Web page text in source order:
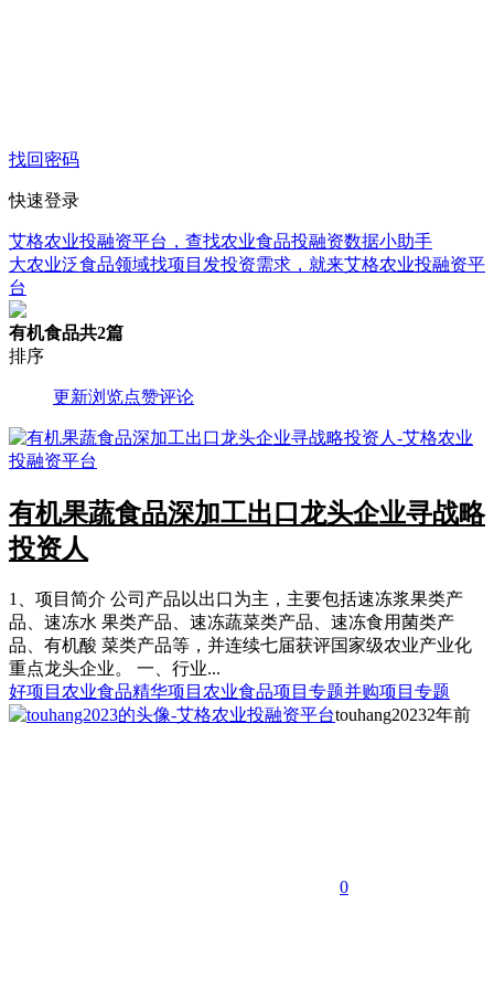
找回密码
快速登录
艾格农业投融资平台，查找农业食品投融资数据小助手
大农业泛食品领域找项目发投资需求，就来艾格农业投融资平
台
有机食品共2篇
排序
更新浏览点赞评论
有机果蔬食品深加工出口龙头企业寻战略
投资人
1、项目简介 公司产品以出口为主，主要包括速冻浆果类产
品、速冻水 果类产品、速冻蔬菜类产品、速冻食用菌类产
品、有机酸 菜类产品等，并连续七届获评国家级农业产业化
重点龙头企业。 一、行业...
好项目 农业食品精华项目 农业食品项目专题并购项目专题
touhang20232年前
0